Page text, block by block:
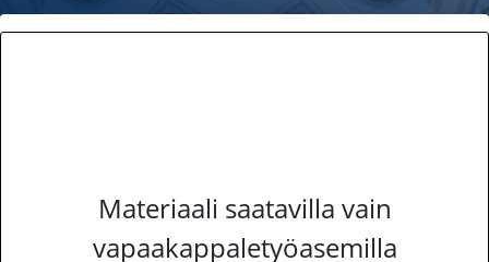
Materiaali saatavilla vain
vapaakappaletyöasemilla